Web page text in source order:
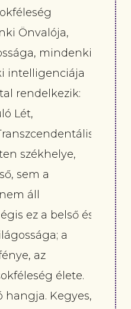
Önvalója,
mindenki
intelligenciája
rendelkezik:
Lét,
székhelye,
sem a
áll
ez a belső és
a
az
élete.
hangja. Kegyes,